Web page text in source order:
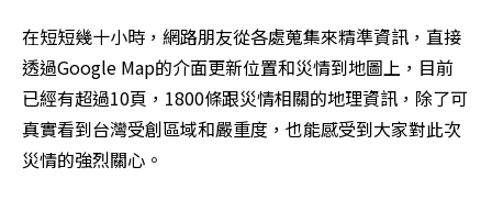
在短短幾十小時，網路朋友從各處蒐集來精準資訊，直接
透過Google Map的介面更新位置和災情到地圖上，目前
已經有超過10頁，1800條跟災情相關的地理資訊，除了可
真實看到台灣受創區域和嚴重度，也能感受到大家對此次
災情的強烈關心。